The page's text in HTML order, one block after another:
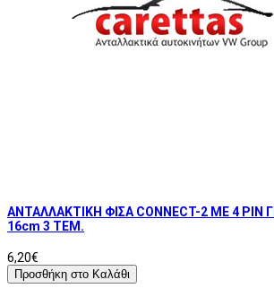
ΑΝΤΑΛΛΑΚΤΙΚΗ ΦΙΣΑ CONNECT-2 ΜΕ 4 PIN
16cm 3 ΤΕΜ.
6,20€
Προσθήκη στο Καλάθι